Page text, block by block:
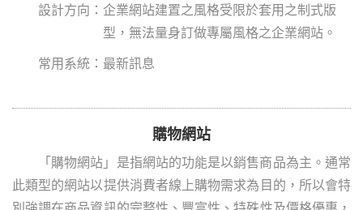
企業網站建置之風格受限於套用之制式版
型，無法量身訂做專屬風格之企業網站。
最新訊息
購物網站
「購物網站」是指網站的功能是以銷售商品為主。通常
此類型的網站以提供消費者線上購物需求為目的，所以會特